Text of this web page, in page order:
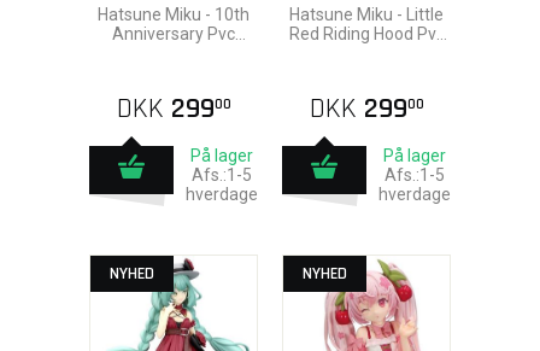
Hatsune Miku - 10th
Anniversary Pvc
DKK 29900
På lager
Afs.:1-5
hverdage
Hatsune Miku - Little
Red Riding Hood Pvc
DKK 29900
På lager
Afs.:1-5
hverdage
NYHED NYHED